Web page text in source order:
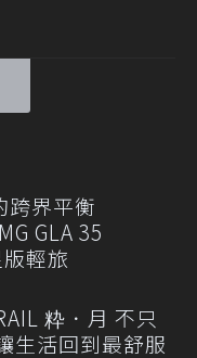
跨界平衡
GLA 35
輕旅
粋．月 不只
生活回到最舒服